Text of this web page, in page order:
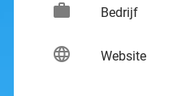
work Bedrijf
language Website